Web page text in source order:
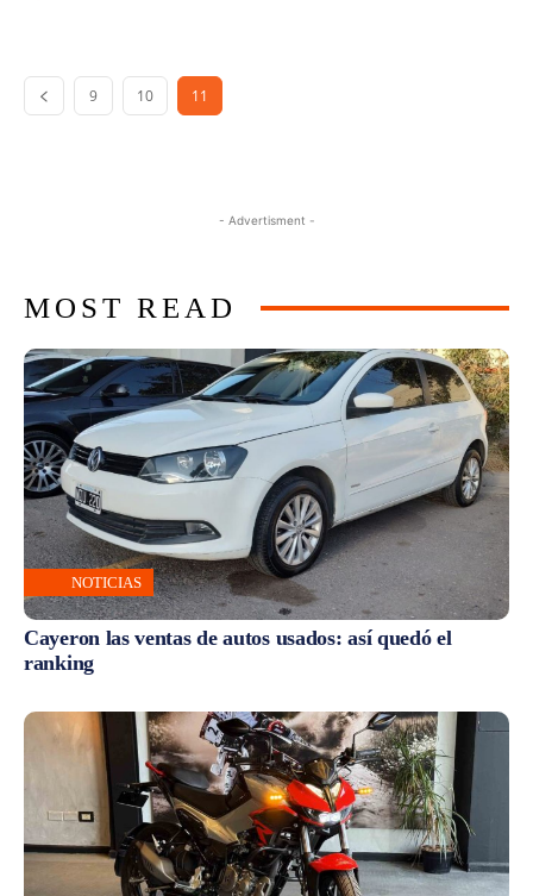
9 10 11
- Advertisment -
MOST READ
NOTICIAS
Cayeron las ventas de autos usados: así quedó el
ranking